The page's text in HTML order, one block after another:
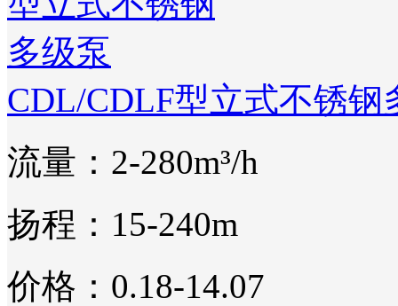
CDL/CDLF型立式不锈钢
流量：2-280m³/h
扬程：15-240m
价格：0.18-14.07